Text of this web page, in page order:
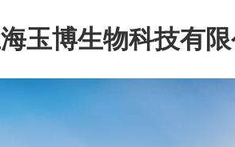
玉博生物科技有